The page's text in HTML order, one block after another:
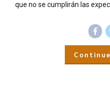
que no se cumplirán las